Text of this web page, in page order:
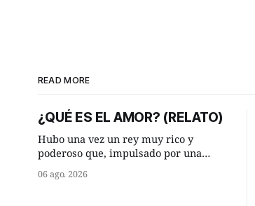
READ MORE
¿QUÉ ES EL AMOR? (RELATO)
Hubo una vez un rey muy rico y
poderoso que, impulsado por una
hizo una inesperada pregunta al más
06 ago. 2026